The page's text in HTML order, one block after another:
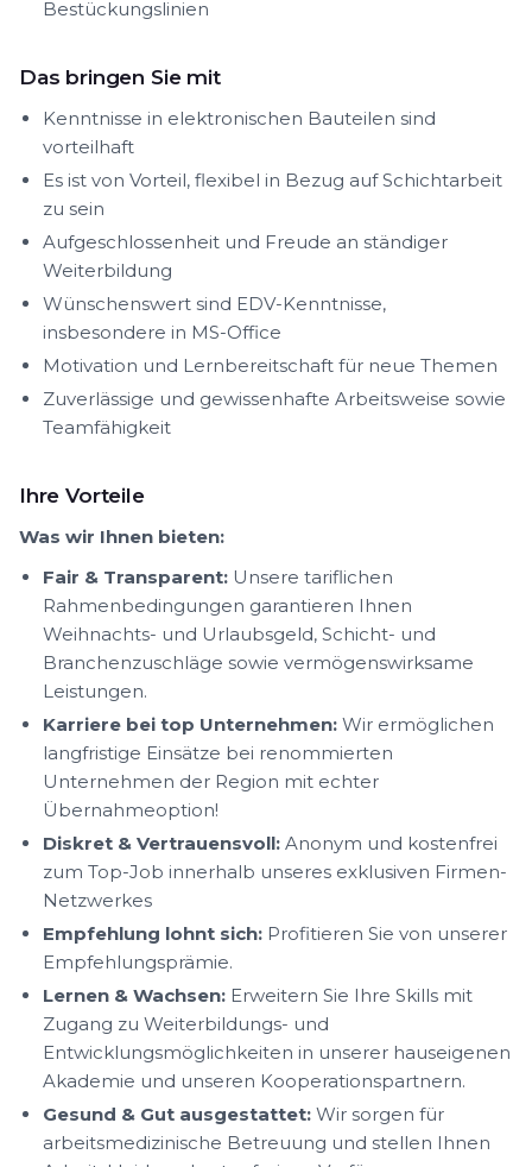
Bestückungslinien
Das bringen Sie mit
Kenntnisse in elektronischen Bauteilen sind
vorteilhaft
Es ist von Vorteil, flexibel in Bezug auf Schichtarbeit
zu sein
Aufgeschlossenheit und Freude an ständiger
Weiterbildung
Wünschenswert sind EDV-Kenntnisse,
insbesondere in MS-Office
Motivation und Lernbereitschaft für neue Themen
Zuverlässige und gewissenhafte Arbeitsweise sowie
Teamfähigkeit
Ihre Vorteile
Was wir Ihnen bieten:
Fair & Transparent: Unsere tariflichen
Rahmenbedingungen garantieren Ihnen
Weihnachts- und Urlaubsgeld, Schicht- und
Branchenzuschläge sowie vermögenswirksame
Leistungen.
Karriere bei top Unternehmen: Wir ermöglichen
langfristige Einsätze bei renommierten
Unternehmen der Region mit echter
Übernahmeoption!
Diskret & Vertrauensvoll: Anonym und kostenfrei
zum Top-Job innerhalb unseres exklusiven Firmen-
Netzwerkes
Empfehlung lohnt sich: Profitieren Sie von unserer
Empfehlungsprämie.
Lernen & Wachsen: Erweitern Sie Ihre Skills mit
Zugang zu Weiterbildungs- und
Entwicklungsmöglichkeiten in unserer hauseigenen
Akademie und unseren Kooperationspartnern.
Gesund & Gut ausgestattet: Wir sorgen für
arbeitsmedizinische Betreuung und stellen Ihnen